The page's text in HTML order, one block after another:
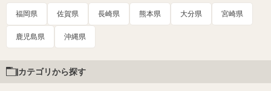
福岡県 佐賀県 長崎県 熊本県 大分県 宮崎県
鹿児島県 沖縄県
カテゴリから探す